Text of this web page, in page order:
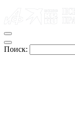
Поиск: